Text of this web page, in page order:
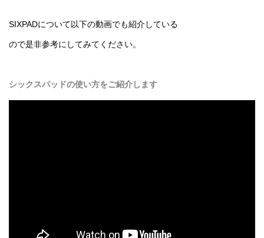
SIXPADについて以下の動画でも紹介している
ので是非参考にしてみてください。
シックスパッドの使い方をご紹介します